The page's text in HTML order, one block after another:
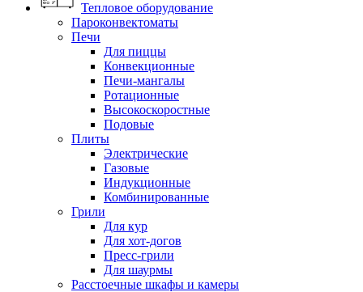
Тепловое оборудование
Пароконвектоматы
Печи
Для пиццы
Конвекционные
Печи-мангалы
Ротационные
Высокоскоростные
Подовые
Плиты
Электрические
Газовые
Индукционные
Комбинированные
Грили
Для кур
Для хот-догов
Пресс-грили
Для шаурмы
Расстоечные шкафы и камеры